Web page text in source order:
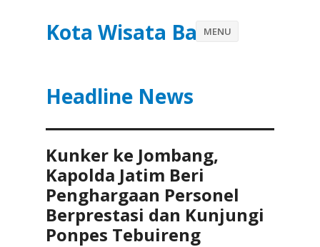
Kota Wisata Batu
Headline News
MENU
Kunker ke Jombang,
Kapolda Jatim Beri
Penghargaan Personel
Berprestasi dan Kunjungi
Ponpes Tebuireng